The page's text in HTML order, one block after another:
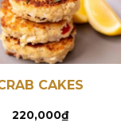
CAKES
220,000₫